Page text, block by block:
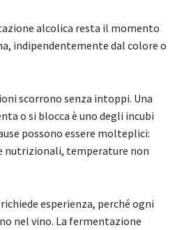
alcolica resta il momento
indipendentemente dal colore o
scorrono senza intoppi. Una
o si blocca è uno degli incubi
possono essere molteplici:
nutrizionali, temperature non
esperienza, perché ogni
nel vino. La fermentazione